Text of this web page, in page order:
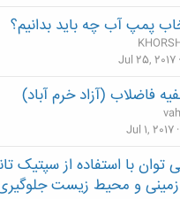
پمپ آب چه باید بدانیم؟
Jul 25, 2017
فاضلاب (آزاد خرم آباد)
Jul 1, 2017
توان با استفاده از سپتیک
و محیط زیست